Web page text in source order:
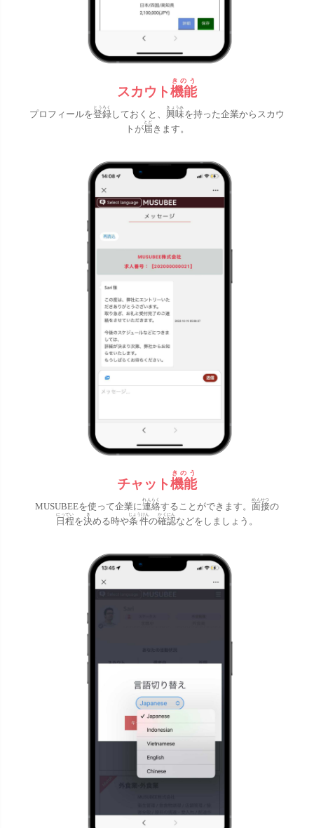
スカウト機能
きのう
プロフィールを登録
とうろく
しておくと、 興味
きょうみ
を持った企業からスカウ
トが届
とど
きます。
チャット機能
きのう
MUSUBEEを使って企業に連絡
れんらく
することができます。 面接
めんせつ
の
日程
にってい
を決
き
める時や条件
じょうけん
の確認
かくにん
などをしましょう。